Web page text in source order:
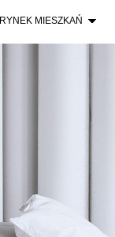
RYNEK MIESZKAŃ